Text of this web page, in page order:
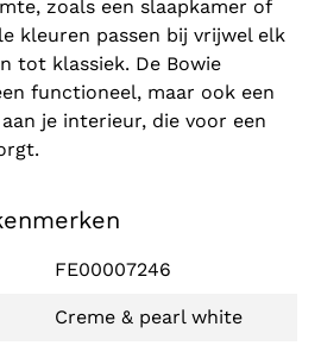
zoals een slaapkamer of
kleuren passen bij vrijwel elk
tot klassiek. De Bowie
functioneel, maar ook een
je interieur, die voor een
FE00007246
Creme & pearl white